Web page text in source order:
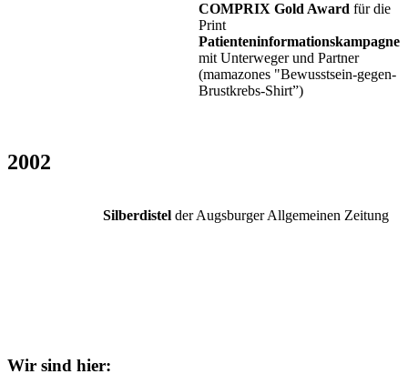
COMPRIX Gold Award für die
Print
Patienteninformationskampagne
mit Unterweger und Partner
(mamazones "Bewusstsein-gegen-
Brustkrebs-Shirt”)
2002
Silberdistel der Augsburger Allgemeinen Zeitung
Wir sind hier: